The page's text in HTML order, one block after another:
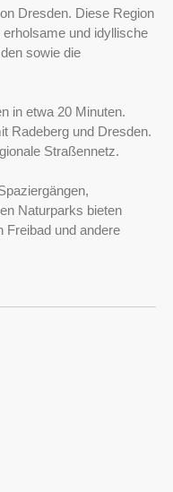
Dresden. Diese Region
und idyllische
sowie die
in etwa 20 Minuten.
Radeberg und Dresden.
Straßennetz.
Naturparks bieten
Freibad und andere